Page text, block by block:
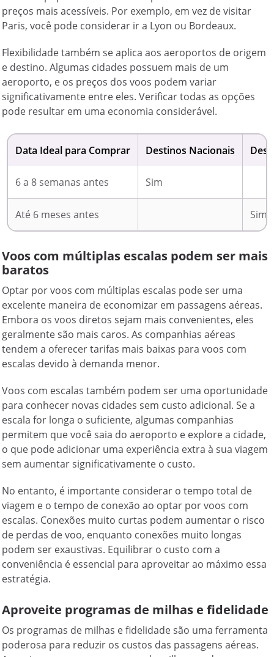
preços mais acessíveis. Por exemplo, em vez de visitar
Paris, você pode considerar ir a Lyon ou Bordeaux.
Flexibilidade também se aplica aos aeroportos de origem
e destino. Algumas cidades possuem mais de um
aeroporto, e os preços dos voos podem variar
significativamente entre eles. Verificar todas as opções
pode resultar em uma economia considerável.
Data Ideal para Comprar Destinos Nacionais
6 a 8 semanas antes Sim
Até 6 meses antes Sim
Voos com múltiplas escalas podem ser mais
baratos
Optar por voos com múltiplas escalas pode ser uma
excelente maneira de economizar em passagens aéreas.
Embora os voos diretos sejam mais convenientes, eles
geralmente são mais caros. As companhias aéreas
tendem a oferecer tarifas mais baixas para voos com
escalas devido à demanda menor.
Voos com escalas também podem ser uma oportunidade
para conhecer novas cidades sem custo adicional. Se a
escala for longa o suficiente, algumas companhias
permitem que você saia do aeroporto e explore a cidade,
o que pode adicionar uma experiência extra à sua viagem
sem aumentar significativamente o custo.
No entanto, é importante considerar o tempo total de
viagem e o tempo de conexão ao optar por voos com
escalas. Conexões muito curtas podem aumentar o risco
de perdas de voo, enquanto conexões muito longas
podem ser exaustivas. Equilibrar o custo com a
conveniência é essencial para aproveitar ao máximo essa
estratégia.
Aproveite programas de milhas e fidelidade
Os programas de milhas e fidelidade são uma ferramenta
poderosa para reduzir os custos das passagens aéreas.